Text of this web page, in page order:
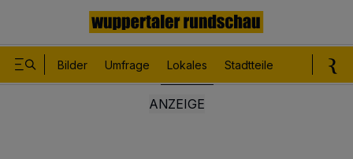
Bilder Umfrage Lokales Stadtteile